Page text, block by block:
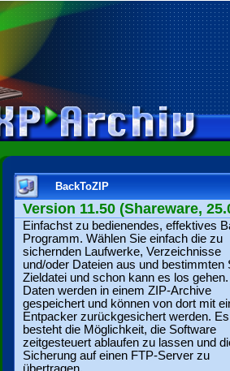
BackToZIP
Version 11.50 (Shareware,
Einfachst zu bedienendes, effektives
Programm. Wählen Sie einfach die zu
sichernden Laufwerke, Verzeichnisse
und/oder Dateien aus und bestimmten
Zieldatei und schon kann es los
Daten werden in einem ZIP-Archive
gespeichert und können von dort mit
Entpacker zurückgesichert werden. Es
besteht die Möglichkeit, die Software
zeitgesteuert ablaufen zu lassen und
Sicherung auf einen FTP-Server zu